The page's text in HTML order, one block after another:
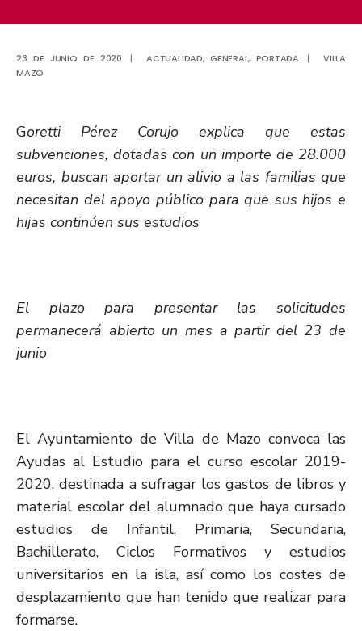
23 DE JUNIO DE 2020 | ACTUALIDAD, GENERAL, PORTADA |
VILLA
MAZO
Goretti Pérez Corujo explica que estas
subvenciones, dotadas con un importe de 28.000
euros, buscan aportar un alivio a las familias que
necesitan del apoyo público para que sus hijos e
hijas continúen sus estudios
El plazo para presentar las solicitudes
permanecerá abierto un mes a partir del 23 de
junio
El Ayuntamiento de Villa de Mazo convoca las
Ayudas al Estudio para el curso escolar 2019-
2020, destinada a sufragar los gastos de libros y
material escolar del alumnado que haya cursado
estudios de Infantil, Primaria, Secundaria,
Bachillerato, Ciclos Formativos y estudios
universitarios en la isla, así como los costes de
desplazamiento que han tenido que realizar para
formarse.